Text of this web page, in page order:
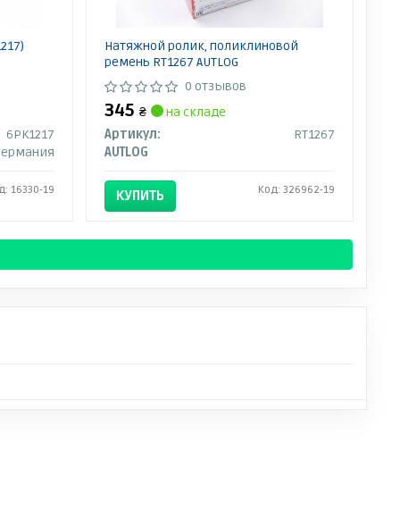
6PK1217
16330-19
Натяжной ролик, поликлиновой
ремень RT1267 AUTLOG
0 отзывов
345₴
на складе
Артикул:
RT1267
AUTLOG
КУПИТЬ Код: 326962-19